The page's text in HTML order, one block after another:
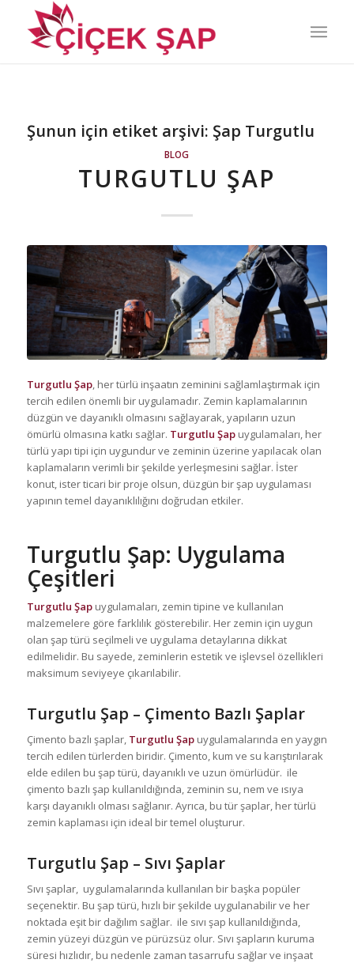
Şunun için etiket arşivi: Şap Turgutlu
BLOG
TURGUTLU ŞAP
Turgutlu Şap, her türlü inşaatın zeminini sağlamlaştırmak için
tercih edilen önemli bir uygulamadır. Zemin kaplamalarının
düzgün ve dayanıklı olmasını sağlayarak, yapıların uzun
ömürlü olmasına katkı sağlar. Turgutlu Şapuygulamaları, her
türlü yapı tipi için uygundur ve zeminin üzerine yapılacak olan
kaplamaların verimli bir şekilde yerleşmesini sağlar. İster
konut, ister ticari bir proje olsun, düzgün bir şap uygulaması
yapının temel dayanıklılığını doğrudan etkiler.
Turgutlu Şap: Uygulama
Çeşitleri
Turgutlu Şapuygulamaları, zemin tipine ve kullanılan
malzemelere göre farklılık gösterebilir. Her zemin için uygun
olan şap türü seçilmeli ve uygulama detaylarına dikkat
edilmelidir. Bu sayede, zeminlerin estetik ve işlevsel özellikleri
maksimum seviyeye çıkarılabilir.
Turgutlu Şap – Çimento Bazlı Şaplar
Çimento bazlı şaplar, Turgutlu Şapuygulamalarında en yaygın
tercih edilen türlerden biridir. Çimento, kum ve su karıştırılarak
elde edilen bu şap türü, dayanıklı ve uzun ömürlüdür. ile
çimento bazlı şap kullanıldığında, zeminin su, nem ve ısıya
karşı dayanıklı olması sağlanır. Ayrıca, bu tür şaplar, her türlü
zemin kaplaması için ideal bir temel oluşturur.
Turgutlu Şap – Sıvı Şaplar
Sıvı şaplar, uygulamalarında kullanılan bir başka popüler
seçenektir. Bu şap türü, hızlı bir şekilde uygulanabilir ve her
noktada eşit bir dağılım sağlar. ile sıvı şap kullanıldığında,
zemin yüzeyi düzgün ve pürüzsüz olur. Sıvı şapların kuruma
süresi hızlıdır, bu nedenle zaman tasarrufu sağlar ve inşaat